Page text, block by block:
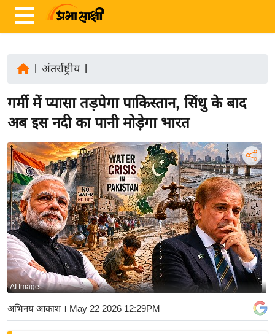
ज़ा
ख
र
रा
ष्ट्री
य
अं
त
र्रा
ष्ट्री
य
बि
ज़
अंतर्राष्ट्रीय|
गर्मी में प्यासा तड़पेगा पाकिस्तान, सिंधु के बाद
अब इस नदी का पानी मोड़ेगा भारत
AI Image
अभिनय आकाश। May 22 2026 12:29PM